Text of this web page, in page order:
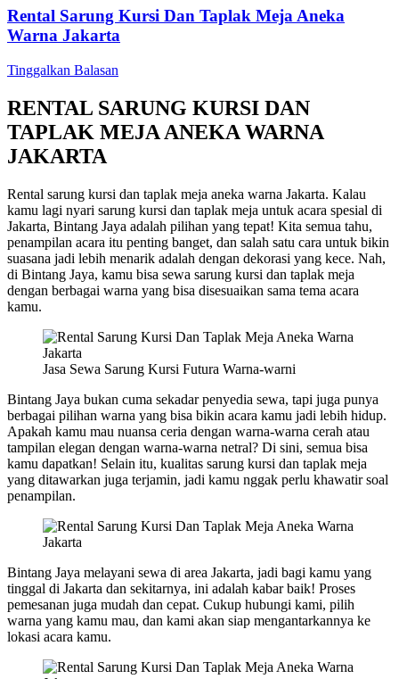
Rental Sarung Kursi Dan Taplak Meja Aneka
Warna Jakarta
Tinggalkan Balasan
RENTAL SARUNG KURSI DAN
TAPLAK MEJA ANEKA WARNA
JAKARTA
Rental sarung kursi dan taplak meja aneka warna Jakarta. Kalau
kamu lagi nyari sarung kursi dan taplak meja untuk acara spesial di
Jakarta, Bintang Jaya adalah pilihan yang tepat! Kita semua tahu,
penampilan acara itu penting banget, dan salah satu cara untuk bikin
suasana jadi lebih menarik adalah dengan dekorasi yang kece. Nah,
di Bintang Jaya, kamu bisa sewa sarung kursi dan taplak meja
dengan berbagai warna yang bisa disesuaikan sama tema acara
kamu.
Jasa Sewa Sarung Kursi Futura Warna-warni
Bintang Jaya bukan cuma sekadar penyedia sewa, tapi juga punya
berbagai pilihan warna yang bisa bikin acara kamu jadi lebih hidup.
Apakah kamu mau nuansa ceria dengan warna-warna cerah atau
tampilan elegan dengan warna-warna netral? Di sini, semua bisa
kamu dapatkan! Selain itu, kualitas sarung kursi dan taplak meja
yang ditawarkan juga terjamin, jadi kamu nggak perlu khawatir soal
penampilan.
Bintang Jaya melayani sewa di area Jakarta, jadi bagi kamu yang
tinggal di Jakarta dan sekitarnya, ini adalah kabar baik! Proses
pemesanan juga mudah dan cepat. Cukup hubungi kami, pilih
warna yang kamu mau, dan kami akan siap mengantarkannya ke
lokasi acara kamu.